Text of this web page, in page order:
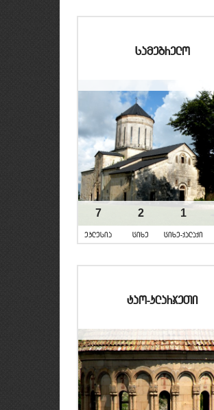
samegrelo
7
eklesia
2
cixe
1
cixe-qalaqi
tao-klarjeTi